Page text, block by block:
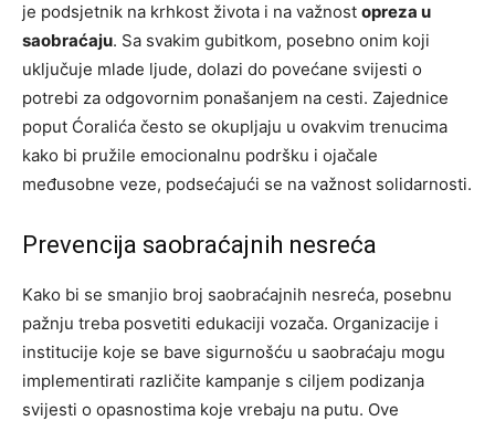
je podsjetnik na krhkost života i na važnost opreza u
saobraćaju. Sa svakim gubitkom, posebno onim koji
uključuje mlade ljude, dolazi do povećane svijesti o
potrebi za odgovornim ponašanjem na cesti. Zajednice
poput Ćoralića često se okupljaju u ovakvim trenucima
kako bi pružile emocionalnu podršku i ojačale
međusobne veze, podsećajući se na važnost solidarnosti.
Prevencija saobraćajnih nesreća
Kako bi se smanjio broj saobraćajnih nesreća, posebnu
pažnju treba posvetiti edukaciji vozača. Organizacije i
institucije koje se bave sigurnošću u saobraćaju mogu
implementirati različite kampanje s ciljem podizanja
svijesti o opasnostima koje vrebaju na putu. Ove